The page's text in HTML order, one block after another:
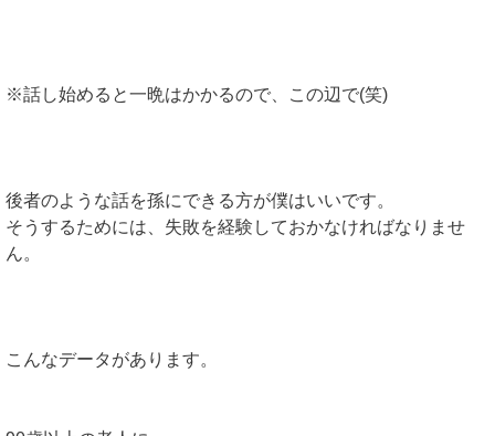
※話し始めると一晩はかかるので、この辺で(笑)
後者のような話を孫にできる方が僕はいいです。
そうするためには、失敗を経験しておかなければなりませ
ん。
こんなデータがあります。